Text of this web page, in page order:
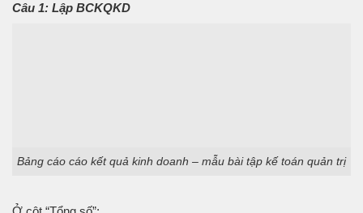
Câu 1: Lập BCKQKD
Bảng cáo cáo kết quả kinh doanh – mẫu bài tập kế toán quản trị